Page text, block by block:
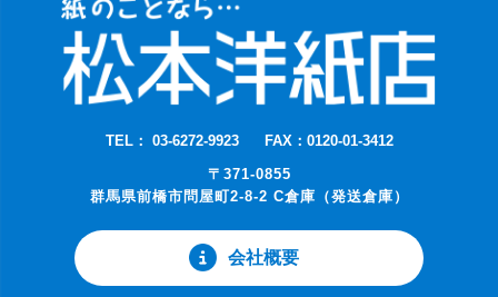
TEL： 03-6272-9923
FAX：0120-01-3412
〒371-0855
群馬県前橋市問屋町2-8-2 C倉庫（発送倉庫）
会社概要